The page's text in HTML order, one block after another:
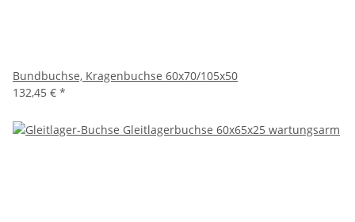
Bundbuchse, Kragenbuchse 60x70/105x50
132,45 € *